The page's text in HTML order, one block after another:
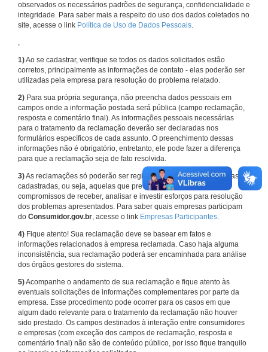
observados os necessários padrões de segurança, confidencialidade e
integridade. Para saber mais a respeito do uso dos dados coletados no
site, acesse o link Política de Uso de Dados Pessoais.
,
1)Ao se cadastrar, verifique se todos os dados solicitados estão
corretos, principalmente as informações de contato - elas poderão ser
utilizadas pela empresa para resolução do problema relatado.
2) Para sua própria segurança, não preencha dados pessoais em
campos onde a informação postada será pública (campo reclamação,
resposta e comentário final). As informações pessoais necessárias
para o tratamento da reclamação deverão ser declaradas nos
formulários específicos de cada assunto. O preenchimento dessas
informações não é obrigatório, entretanto, ele pode fazer a diferença
para que a reclamação seja de fato resolvida.
3)As reclamações só poderão ser registradas em face de empresas
cadastradas, ou seja, aquelas que previamente assumiram
compromissos de receber, analisar e investir esforços para resolução
dos problemas apresentados. Para saber quais empresas participam
do Consumidor.gov.br, acesse o link Empresas Participantes.
4) Fique atento! Sua reclamação deve se basear em fatos e
informações relacionados à empresa reclamada. Caso haja alguma
inconsistência, sua reclamação poderá ser encaminhada para análise
dos órgãos gestores do sistema.
5)Acompanhe o andamento de sua reclamação e fique atento às
eventuais solicitações de informações complementares por parte da
empresa. Esse procedimento pode ocorrer para os casos em que
algum dado relevante para o tratamento da reclamação não houver
sido prestado. Os campos destinados à interação entre consumidores
e empresas (com exceção dos campos de reclamação, resposta e
comentário final) não são de conteúdo público, por isso fique tranquilo